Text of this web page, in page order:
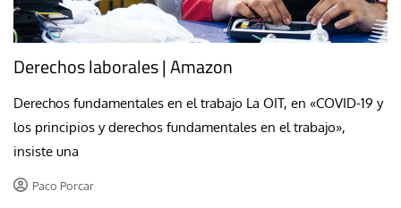
Derechos laborales | Amazon
Derechos fundamentales en el trabajo La OIT, en «COVID-19 y
los principios y derechos fundamentales en el trabajo»,
insiste una
Paco Porcar